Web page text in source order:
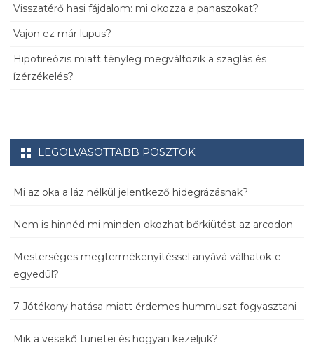
Visszatérő hasi fájdalom: mi okozza a panaszokat?
Vajon ez már lupus?
Hipotireózis miatt tényleg megváltozik a szaglás és
ízérzékelés?
LEGOLVASOTTABB POSZTOK
Mi az oka a láz nélkül jelentkező hidegrázásnak?
Nem is hinnéd mi minden okozhat bőrkiütést az arcodon
Mesterséges megtermékenyítéssel anyává válhatok-e
egyedül?
7 Jótékony hatása miatt érdemes hummuszt fogyasztani
Mik a vesekő tünetei és hogyan kezeljük?